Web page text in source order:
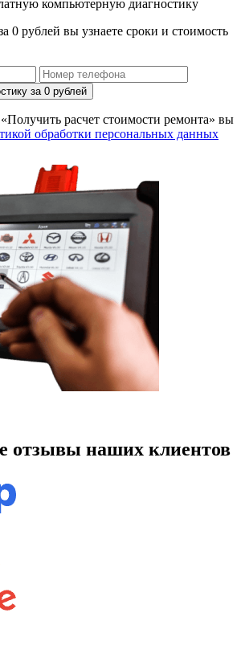
компьютерную диагностику
0 рублей вы узнаете сроки и стоимость
за 0 рублей
расчет стоимости ремонта» вы
обработки персональных данных
отзывы наших клиентов